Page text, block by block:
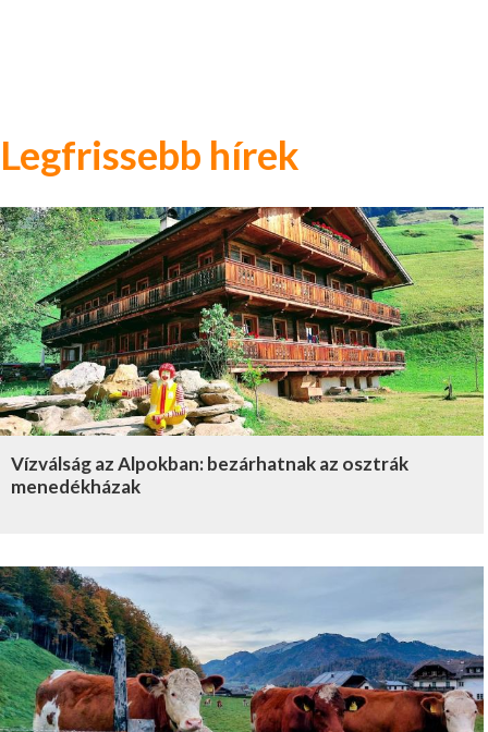
Legfrissebb hírek
Vízválság az Alpokban: bezárhatnak az osztrák
menedékházak